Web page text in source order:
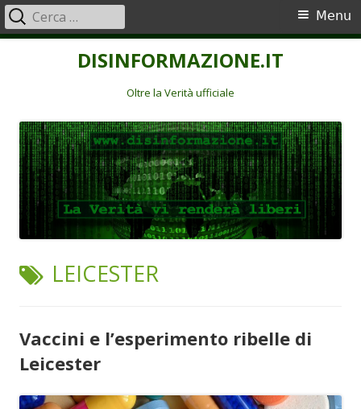
DISINFORMAZIONE.IT
Oltre la Verità ufficiale
Menu
principale
Menu
Ricerca
per:
TAG:
LEICESTER
Vaccini e l’esperimento ribelle di
Leicester